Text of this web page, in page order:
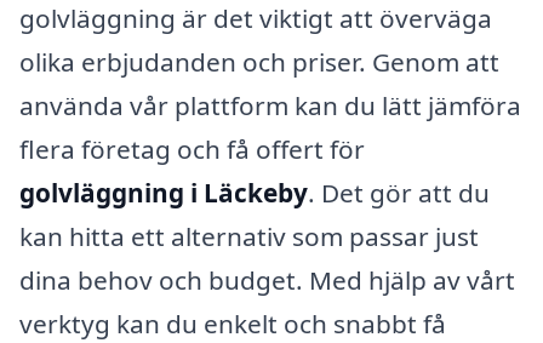
golvläggning är det viktigt att överväga
olika erbjudanden och priser. Genom att
använda vår plattform kan du lätt jämföra
flera företag och få offert för
golvläggning i Läckeby. Det gör att du
kan hitta ett alternativ som passar just
dina behov och budget. Med hjälp av vårt
verktyg kan du enkelt och snabbt få